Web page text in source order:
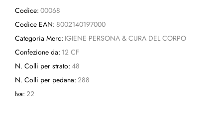
Codice: 00068
Codice EAN: 8002140197000
Categoria Merc: IGIENE PERSONA & CURA DEL CORPO
Confezione da: 12 CF
N. Colli per strato: 48
N. Colli per pedana: 288
Iva: 22